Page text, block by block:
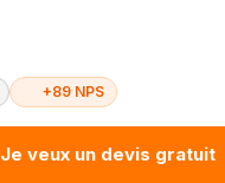
+89 NPS
Je veux un devis gratuit